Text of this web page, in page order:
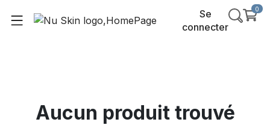
Se
connecter
0
Aucun produit trouvé